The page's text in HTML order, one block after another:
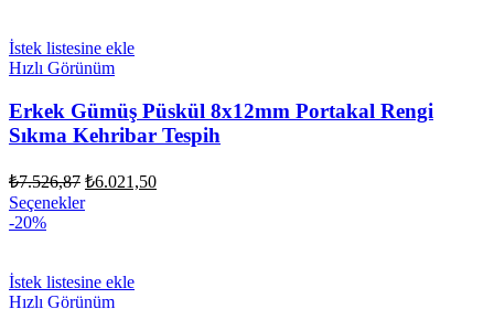
İstek listesine ekle
Hızlı Görünüm
Erkek Gümüş Püskül 8x12mm Portakal Rengi
Sıkma Kehribar Tespih
₺7.526,87 Orijinal
fiyat:
₺6.021,50Şu
Seçenekler
-20%
İstek listesine ekle
Hızlı Görünüm